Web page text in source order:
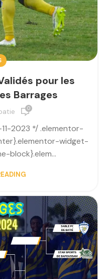
pour les
Barrages
0
2023 */ .elementor-
widget-
block}.elem...